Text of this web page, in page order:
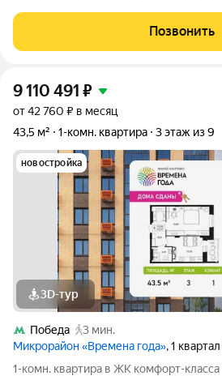
современный жилой комплекс
расположенный в тихом и зеленом
Позвонить
9 110 491 ₽
от 42 760 ₽ в месяц
43,5 м²
1-комн. квартира 3 этаж из 9
новостройка
3D-тур
Победа
3 мин.
Микрорайон «Времена года», 1
1-комн. квартира в ЖК комфорт-